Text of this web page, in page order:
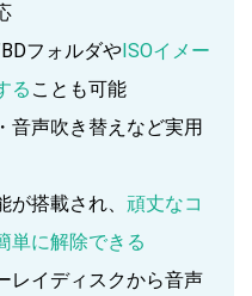
フォルダや ISOイメー
る ことも可能
音声吹き替えなど実用
搭載され、 頑丈なコ
単に解除できる
レイディスクから音声